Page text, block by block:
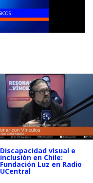
Discapacidad visual e
inclusión en Chile:
Fundación Luz en Radio
UCentral